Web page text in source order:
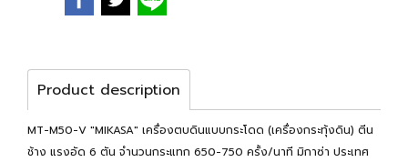
Product description
MT-M50-V "MIKASA" เครื่องตบดินแบบกระโดด (เครื่องกระทุ้งดิน) ตีน
ช้าง แรงอัด 6 ตัน จำนวนกระแทก 650-750 ครั้ง/นาที มิกาซ่า ประเทศ